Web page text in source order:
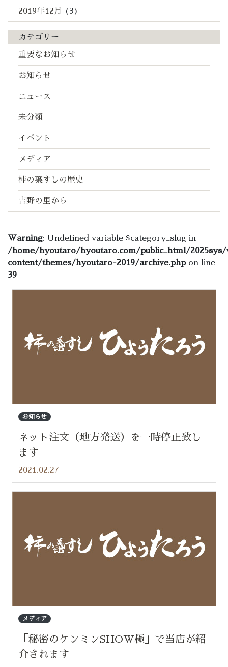
2019年12月 (3)
カテゴリー
重要なお知らせ
お知らせ
ニュース
未分類
イベント
メディア
柿の葉すしの歴史
吉野の里から
Warning: Undefined variable $category_slug in
/home/hyoutaro/hyoutaro.com/public_html/2025sys/
content/themes/hyoutaro-2019/archive.phpon line
39
お知らせ
ネット注文（地方発送）を一時停止致し
ます
2021.02.27
メディア
「秘密のケンミンSHOW極」で当店が紹
介されます